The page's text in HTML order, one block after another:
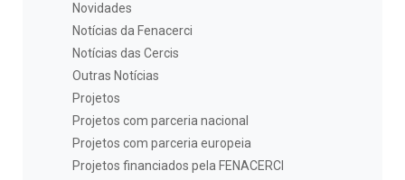
Novidades
Notícias da Fenacerci
Notícias das Cercis
Outras Notícias
Projetos
Projetos com parceria nacional
Projetos com parceria europeia
Projetos financiados pela FENACERCI